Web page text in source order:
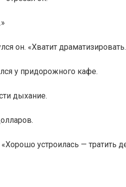
он. «Хватит
у придорожного кафе.
дыхание.
устроилась — тратить